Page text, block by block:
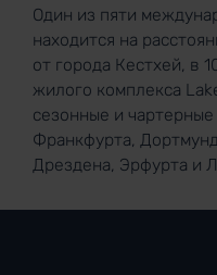
Один из пяти
находится на
от города Кестхей, в
жилого комплекса
сезонные и
Франкфурта,
Дрездена, Эрфурта и